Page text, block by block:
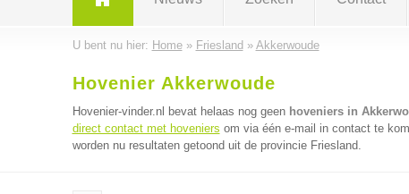
U bent nu hier: Home» Friesland » Akkerwoude
Hovenier Akkerwoude
Hovenier-vinder.nl bevat helaas nog geen hoveniers in
direct contact met hoveniers om via één e-mail in contact te
worden nu resultaten getoond uit de provincie Friesland.